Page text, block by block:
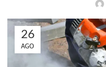
26
AGO